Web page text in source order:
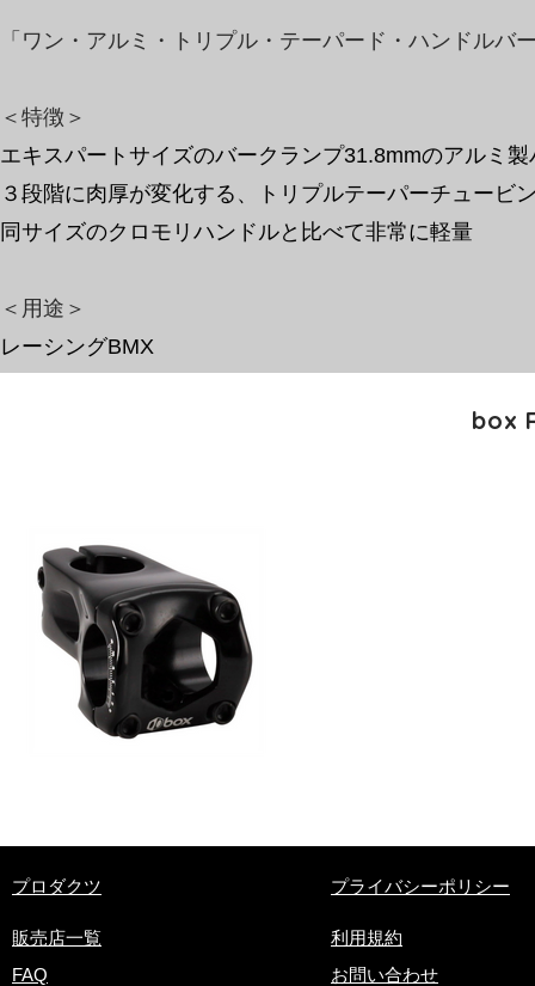
「ワン・アルミ・トリプル・テーパード・ハンドルバ
＜特徴＞
エキスパートサイズのバークランプ31.8mmのアルミ
３段階に肉厚が変化する、トリプルテーパーチュービ
​同サイズのクロモリハンドルと比べて非常に軽量
​＜用途＞
レーシングBMX
box
​プロダクツ
販売店一覧
FAQ
プライバシーポリシー
利用規約
お問い合わせ